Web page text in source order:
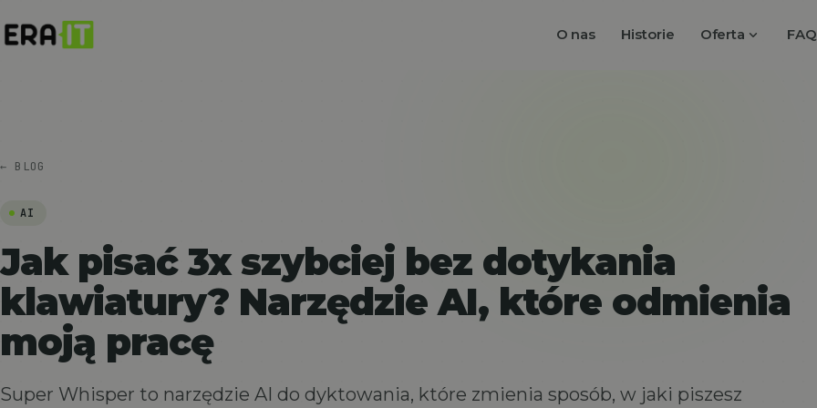
O nas Historie Oferta expand_more FAQ
← BLOG
AI
Jak pisać 3x szybciej bez dotykania
klawiatury? Narzędzie AI, które odmienia
moją pracę
Super Whisper to narzędzie AI do dyktowania, które zmienia sposób, w jaki piszesz